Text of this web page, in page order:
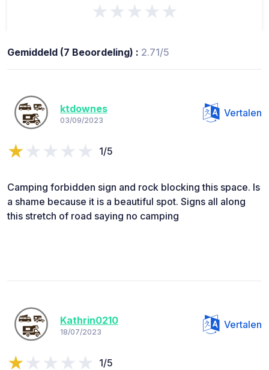
★★★★★
Gemiddeld (7 Beoordeling) : 2.71/5
ktdownes
03/09/2023
Vertalen
1/5
Camping forbidden sign and rock blocking this space. Is
a shame because it is a beautiful spot. Signs all along
this stretch of road saying no camping
Kathrin0210
18/07/2023
Vertalen
1/5